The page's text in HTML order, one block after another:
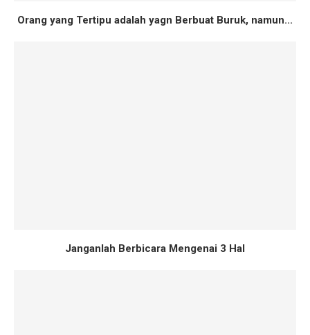
Orang yang Tertipu adalah yagn Berbuat Buruk, namun...
Janganlah Berbicara Mengenai 3 Hal